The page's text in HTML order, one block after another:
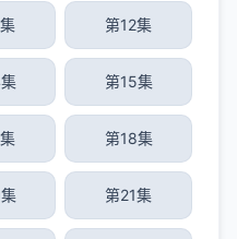
第12集
第15集
第18集
第21集